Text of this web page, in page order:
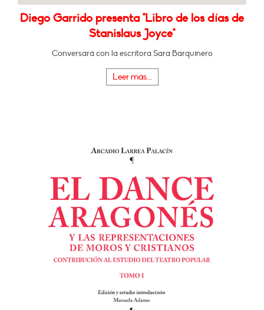
Diego Garrido presenta "Libro de los días de
Stanislaus Joyce"
Conversará con la escritora Sara Barquinero
Leer más...